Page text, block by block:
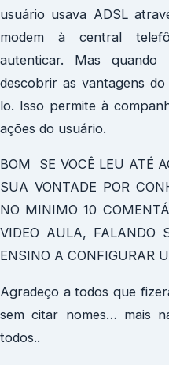
usuário usava ADSL
modem à central
autenticar. Mas quando
descobrir as vantagens
lo. Isso permite à
ações do usuário.
BOM SE VOCÊ LEU ATÉ
SUA VONTADE POR
NO MINIMO 10
VIDEO AULA, FALANDO
ENSINO A CONFIGURAR
Agradeço a todos que
sem citar nomes… mais
todos..